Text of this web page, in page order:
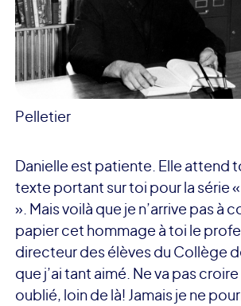
Pelletier
Danielle est patiente. Elle attend
texte portant sur toi pour la série
». Mais voilà que je n’arrive pas à
papier cet hommage à toi le
directeur des élèves du Collège
que j’ai tant aimé. Ne va pas croire
oublié, loin de là! Jamais je ne